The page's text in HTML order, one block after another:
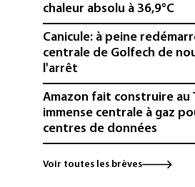
chaleur absolu à 36,9°C
Canicule: à peine
centrale de Golfech de
l'arrêt
Amazon fait construire au
immense centrale à gaz
centres de données
L'UE demande à Meta et
renforcer la surveillance et
Voir toutes les brèves